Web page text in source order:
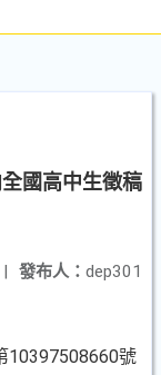
國高中生徵稿
發布人： dep301
|
10397508660號